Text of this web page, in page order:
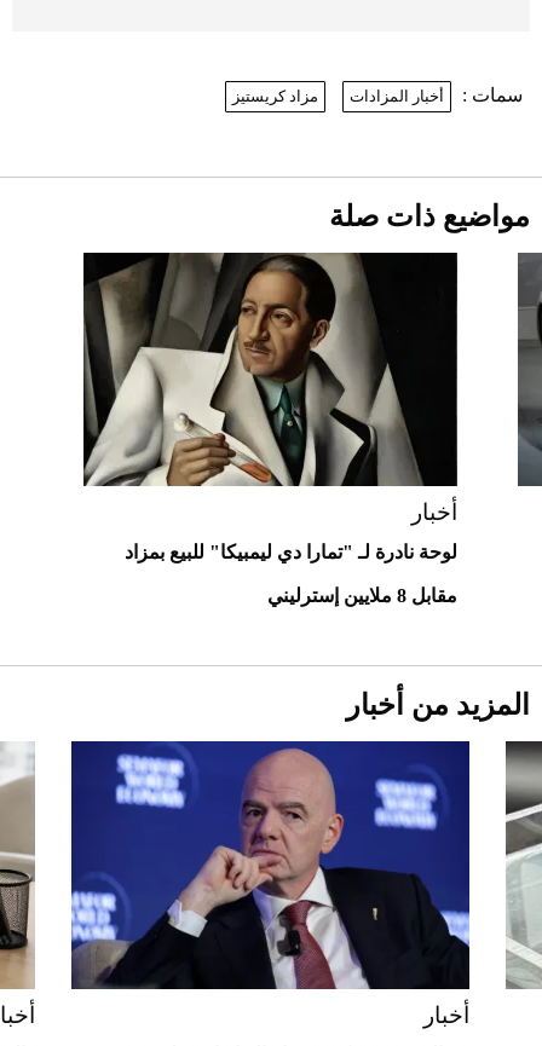
أغلى 10 عطور في العالم للرجال تمنحك فخامة
استثنائية
Aston Martin Valiant: على هوى الأبطال
Comeback" في جدة (فيديو)
2026-07-25
"بوجاتي ميسترال" الاستثنائية للبيع في
مزاد مونتيري
2026-07-23
سمات : أخبار المزادات مزاد كريستيز
مواضيع ذات صلة
أخبار
لوحة نادرة لـ "تمارا دي ليمبيكا" للبيع بمزاد
مقابل 8 ملايين إسترليني
المزيد من أخبار
أخبار